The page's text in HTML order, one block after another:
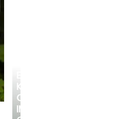
KÜHLE
OASE
IM